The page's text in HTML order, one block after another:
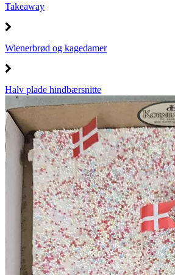
Takeaway
Wienerbrød og kagedamer
Halv plade hindbærsnitte